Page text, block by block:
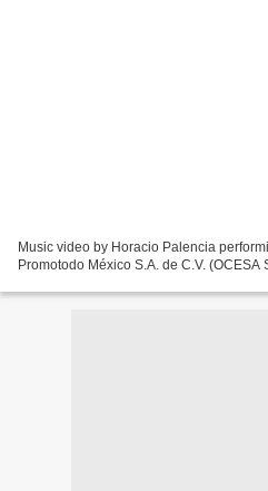
Music video by Horacio Palencia
Promotodo México S.A. de C.V. (OCESA